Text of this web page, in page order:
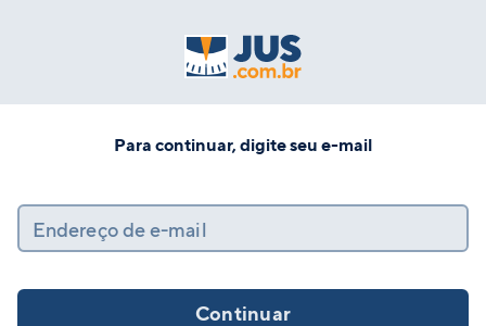
Para continuar, digite seu e-mail
Endereço de e-mail
Continuar